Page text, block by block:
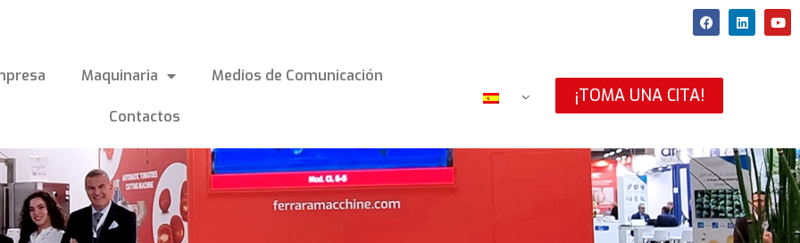
Maquinaria Medios de Comunicación
Contactos
¡TOMA UNA CITA!